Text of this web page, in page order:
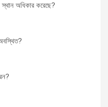
স্থান অধিকার করেছে?